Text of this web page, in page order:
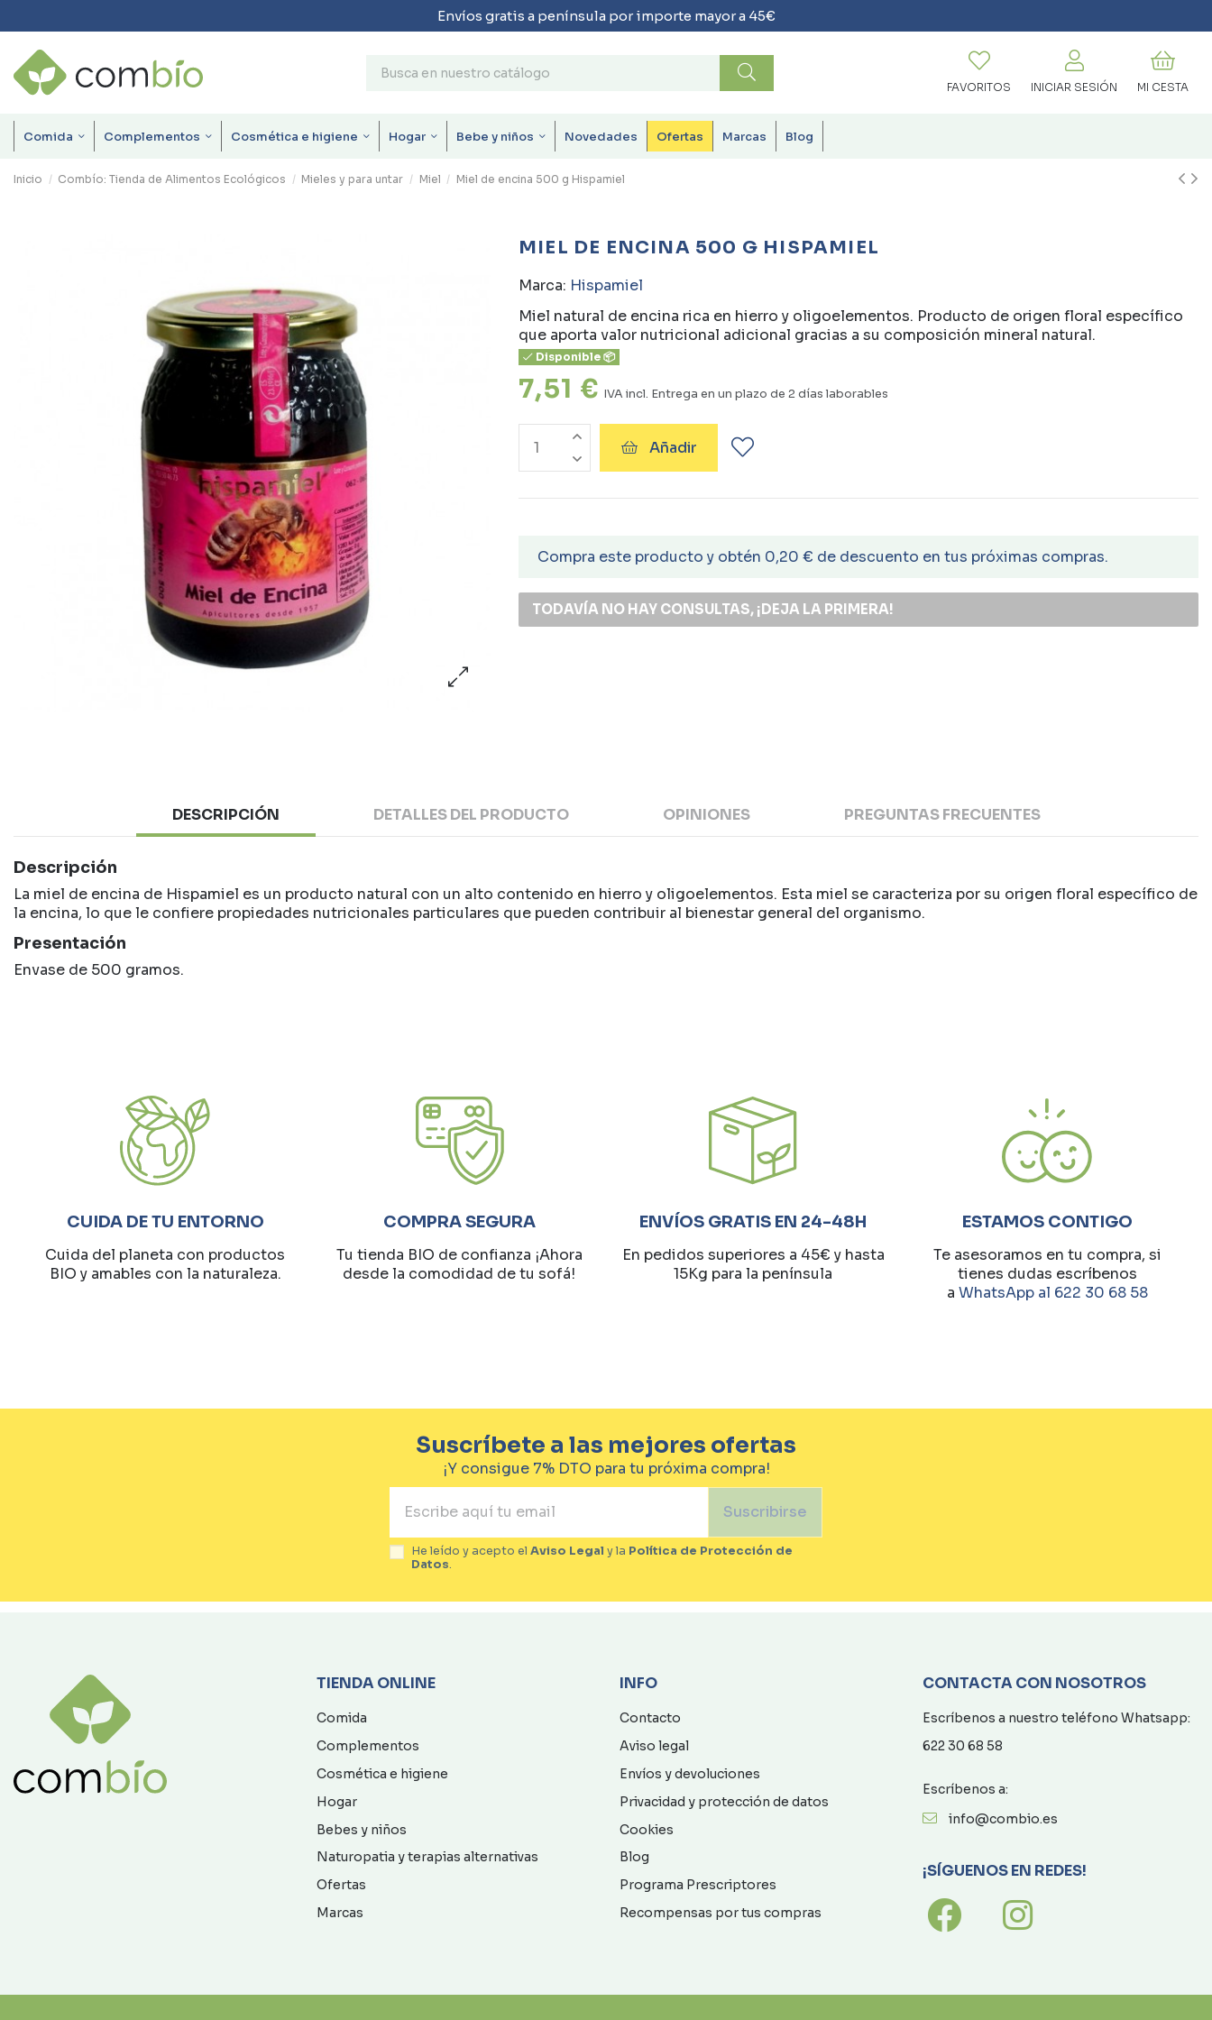
Envíos gratis a península por importe mayor a 45€
FAVORITOS INICIAR SESIÓN MI CESTA
Comida Complementos Cosmética e higiene Hogar Bebe y niños Novedades Ofertas Marcas Blog
Inicio Combío: Tienda de Alimentos Ecológicos Mieles y para untar Miel Miel de encina 500 g Hispamiel
MIEL DE ENCINA 500 G HISPAMIEL
Marca: Hispamiel
Miel natural de encina rica en hierro y oligoelementos. Producto de origen floral específico
que aporta valor nutricional adicional gracias a su composición mineral natural.
Disponible 📦
7,51 € IVA incl. Entrega en un plazo de 2 días laborables
Añadir
Compra este producto y obtén 0,20 € de descuento en tus próximas compras.
TODAVÍA NO HAY CONSULTAS, ¡DEJA LA PRIMERA!
DESCRIPCIÓN DETALLES DEL PRODUCTO OPINIONES PREGUNTAS FRECUENTES
Descripción
La miel de encina de Hispamiel es un producto natural con un alto contenido en hierro y oligoelementos. Esta miel se caracteriza por su origen floral específico de
la encina, lo que le confiere propiedades nutricionales particulares que pueden contribuir al bienestar general del organismo.
Presentación
Envase de 500 gramos.
CUIDA DE TU ENTORNO
Cuida del planeta con productos
BIO y amables con la naturaleza.
COMPRA SEGURA
Tu tienda BIO de confianza ¡Ahora
desde la comodidad de tu sofá!
ENVÍOS GRATIS EN 24-48H
En pedidos superiores a 45€ y hasta
15Kg para la península
ESTAMOS CONTIGO
Te asesoramos en tu compra, si
tienes dudas escríbenos
a WhatsApp al 622 30 68 58
Suscríbete a las mejores ofertas
¡Y consigue 7% DTO para tu próxima compra!
Suscribirse
He leído y acepto el Aviso Legal y la Política de Protección de
Datos.
TIENDA ONLINE
Comida
Complementos
Cosmética e higiene
Hogar
Bebes y niños
Naturopatia y terapias alternativas
Ofertas
Marcas
INFO
Contacto
Aviso legal
Envíos y devoluciones
Privacidad y protección de datos
Cookies
Blog
Programa Prescriptores
Recompensas por tus compras
CONTACTA CON NOSOTROS
Escríbenos a nuestro teléfono Whatsapp:
622 30 68 58
Escríbenos a:
info@combio.es
¡SÍGUENOS EN REDES!